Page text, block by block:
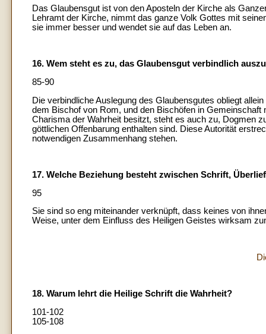
Das Glaubensgut ist von den Aposteln der Kirche als
Lehramt der Kirche, nimmt das ganze Volk Gottes mit
sie immer besser und wendet sie auf das Leben an.
16. Wem steht es zu, das Glaubensgut verbindlich
85-90
Die verbindliche Auslegung des Glaubensgutes obliegt allein
dem Bischof von Rom, und den Bischöfen in
Charisma der Wahrheit besitzt, steht es auch zu, Dogmen
göttlichen Offenbarung enthalten sind. Diese Autorität
notwendigen Zusammenhang stehen.
17. Welche Beziehung besteht zwischen Schrift,
95
Sie sind so eng miteinander verknüpft, dass keines von
Weise, unter dem Einfluss des Heiligen Geistes wirksam
18. Warum lehrt die Heilige Schrift die Wahrheit?
101-102
105-108